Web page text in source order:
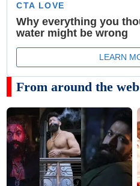
From around the web